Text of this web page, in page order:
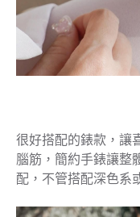
很好搭配的錶款，讓
腦筋，簡約手錶讓整
配，不管搭配深色系